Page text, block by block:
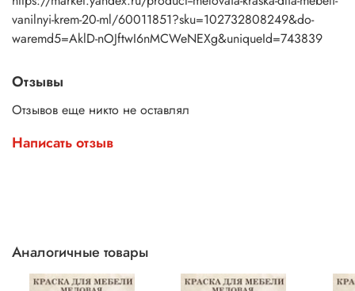
vanilnyi-krem-20-ml/60011851?sku=102732808249&do-
waremd5=AklD-nOJftwI6nMCWeNEXg&uniqueId=743839
Отзывы
Отзывов еще никто не оставлял
Написать отзыв
Аналогичные товары